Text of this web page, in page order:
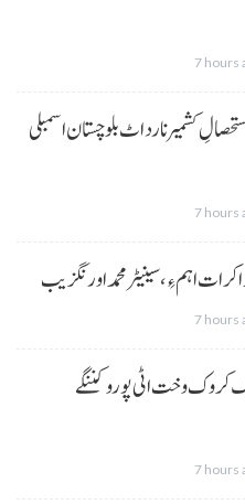
7 hours
کشمیر نا رد اٹ بلوچستان اسمبلی
7 hours
اہم ءِ،سینیٹر محمد اورنگزیب
7 hours
کروک وخت اٹی پورو کننگے
7 hours